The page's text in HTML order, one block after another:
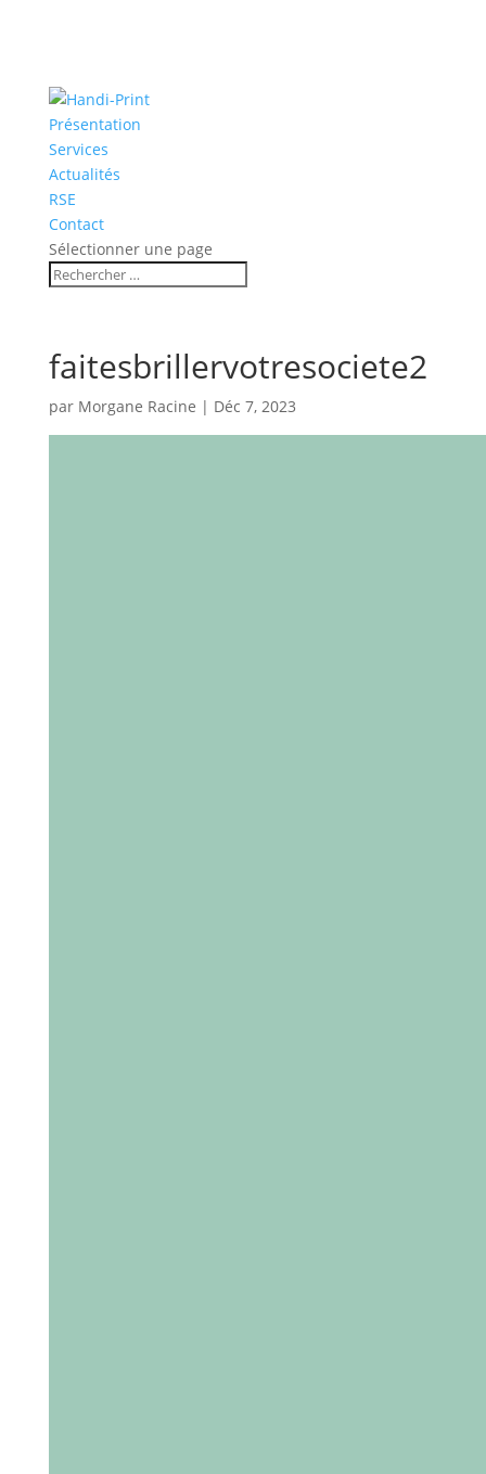
Présentation
Services
Actualités
RSE
Contact
Sélectionner une page
faitesbrillervotresociete2
par Morgane Racine | Déc 7, 2023